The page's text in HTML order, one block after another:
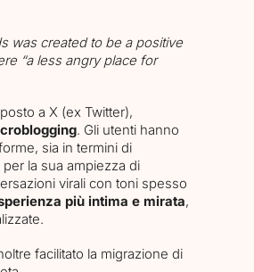
was created to be a positive
“a less angry place for
a X (ex Twitter),
. Gli utenti hanno
sia in termini di
la sua ampiezza di
virali con toni spesso
più intima e mirata,
facilitato la migrazione di